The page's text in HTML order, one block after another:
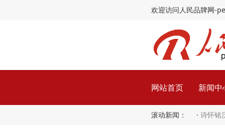
欢迎访问人民品牌网-
网站首页 新闻中
滚动新闻： · 诗怀铭